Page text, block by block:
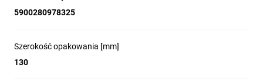
5900280978325
Szerokość opakowania [mm]
130